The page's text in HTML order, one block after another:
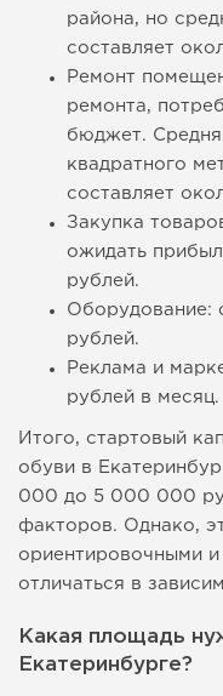
района, но
составляет
Ремонт
ремонта,
бюджет.
квадратного
составляет
Закупка
ожидать
рублей.
рублей.
Реклама и
рублей в месяц.
Итого, стартовый
обуви в
000 до 5 000 000
факторов. Однако,
ориентировочными
отличаться в
Какая площадь
Екатеринбурге?